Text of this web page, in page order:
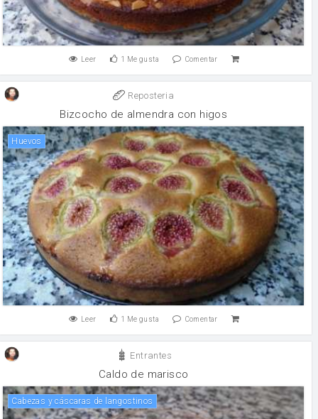
Leer 1 Me gusta Comentar
Reposteria
Bizcocho de almendra con higos
huevos
Leer 1 Me gusta Comentar
Entrantes
Caldo de marisco
Cabezas y cáscaras de langostinos